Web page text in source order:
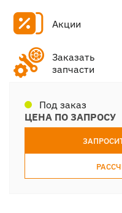
Акции
Заказать
запчасти
Под заказ
ЦЕНА ПО ЗАПРОСУ